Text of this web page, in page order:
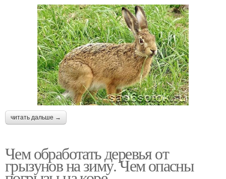
читать дальше →
Чем обработать деревья от
грызунов на зиму. Чем опасны